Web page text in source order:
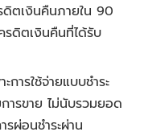
ดิตเงินคืนภายใน 90
รดิตเงินคืนที่ได้รับ
การใช้จ่ายแบบชำระ
ารขาย ไม่นับรวมยอด
ผ่อนชำระผ่าน